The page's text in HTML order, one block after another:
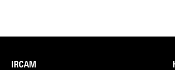
IRCAM